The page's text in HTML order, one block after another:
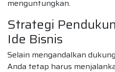
menguntungkan.
Strategi
Ide Bisnis
Selain mengandalkan
Anda tetap harus